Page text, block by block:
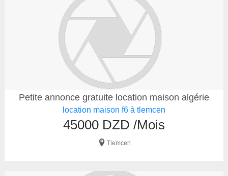
Petite annonce gratuite location maison algérie
location maison f6 à tlemcen
45000 DZD /Mois
Tlemcen